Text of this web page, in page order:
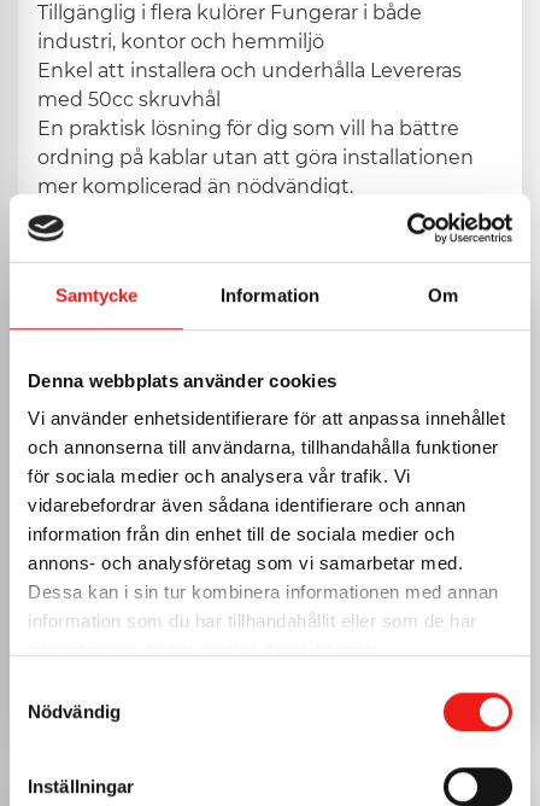
Samtycke Information Om
Denna webbplats använder cookies
Vi använder enhetsidentifierare för att anpassa innehållet
och annonserna till användarna, tillhandahålla funktioner
för sociala medier och analysera vår trafik. Vi
vidarebefordrar även sådana identifierare och annan
information från din enhet till de sociala medier och
annons- och analysföretag som vi samarbetar med.
Dessa kan i sin tur kombinera informationen med annan
information som du har tillhandahållit eller som de har
Nödvändig
Inställningar
Tillgänglig i flera kulörer Fungerar i både
industri, kontor och hemmiljö
Enkel att installera och underhålla Levereras
med 50cc skruvhål
En praktisk lösning för dig som vill ha bättre
ordning på kablar utan att göra installationen
mer komplicerad än nödvändigt.
PROFILMÅTT
12 - 30 mm
D Fast mått